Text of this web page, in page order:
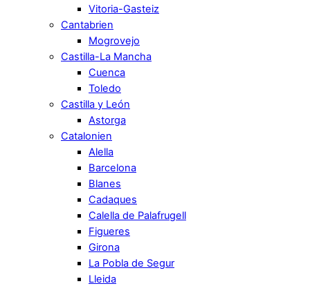
Vitoria-Gasteiz
Cantabrien
Mogrovejo
Castilla-La Mancha
Cuenca
Toledo
Castilla y León
Astorga
Catalonien
Alella
Barcelona
Blanes
Cadaques
Calella de Palafrugell
Figueres
Girona
La Pobla de Segur
Lleida